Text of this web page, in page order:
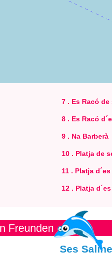
7 . Es Racó de
8 . Es Racó
9 . Na Barberà
10 . Platja de
11 . Platja
12 . Platja
Freunden
Ses